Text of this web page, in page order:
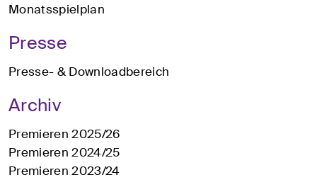
Monatsspielplan
Presse
Presse- & Downloadbereich
Archiv
Premieren 2025/26
Premieren 2024/25
Premieren 2023/24